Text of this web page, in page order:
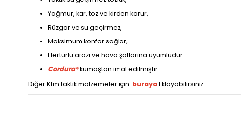
Yağmur, kar, toz ve kirden korur,
Rüzgar ve su geçirmez,
Maksimum konfor sağlar,
Hertürlü arazi ve hava şatlarına uyumludur.
Cordura®kumaştan imal edilmiştir.
Diğer Ktm taktik malzemeler için burayatıklayabilirsiniz.